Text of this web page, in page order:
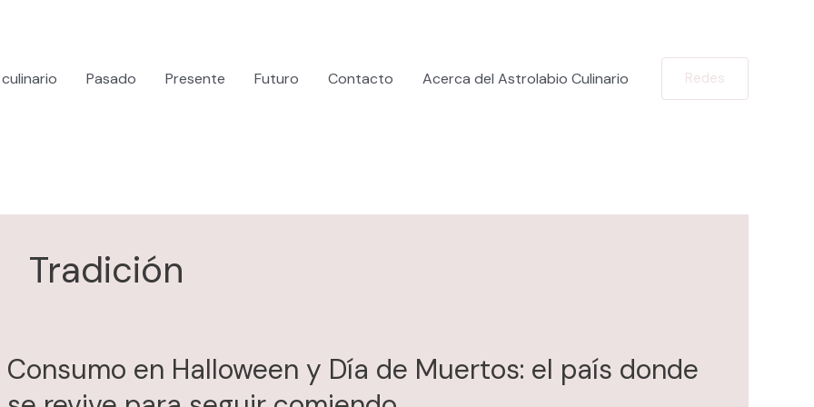
Pasado Presente Futuro Contacto Acerca del Astrolabio Culinario Redes
Tradición
Consumo en Halloween y Día de Muertos: el país donde